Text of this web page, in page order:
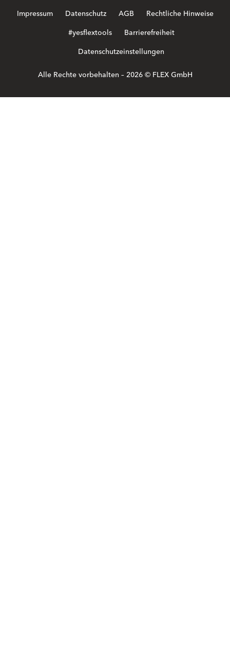
Impressum Datenschutz AGB
Rechtliche Hinweise
#yesflextools
Barrierefreiheit
Datenschutzeinstellungen
Alle Rechte vorbehalten – 2026 © FLEX GmbH